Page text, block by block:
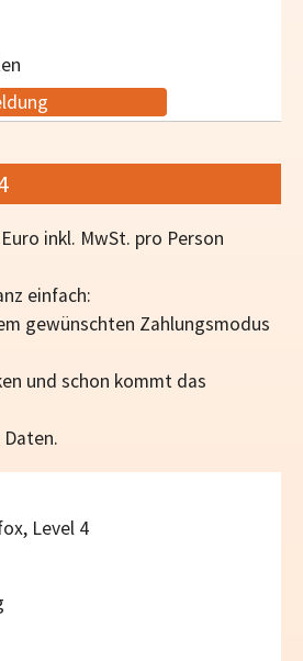
inkl. MwSt. pro Person
einfach:
gewünschten Zahlungsmodus
und schon kommt das
Level 4